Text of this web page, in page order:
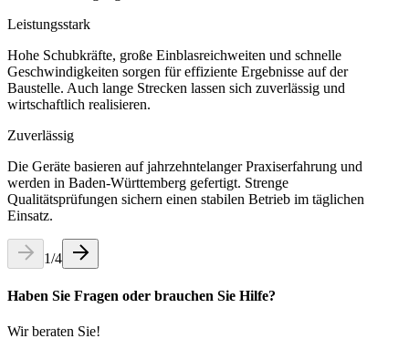
Leistungsstark
Hohe Schubkräfte, große Einblasreichweiten und schnelle
Geschwindigkeiten sorgen für effiziente Ergebnisse auf der
Baustelle. Auch lange Strecken lassen sich zuverlässig und
wirtschaftlich realisieren.
Zuverlässig
Die Geräte basieren auf jahrzehntelanger Praxiserfahrung und
werden in Baden-Württemberg gefertigt. Strenge
Qualitätsprüfungen sichern einen stabilen Betrieb im täglichen
Einsatz.
1/4
Haben Sie Fragen oder brauchen Sie Hilfe?
Wir beraten Sie!